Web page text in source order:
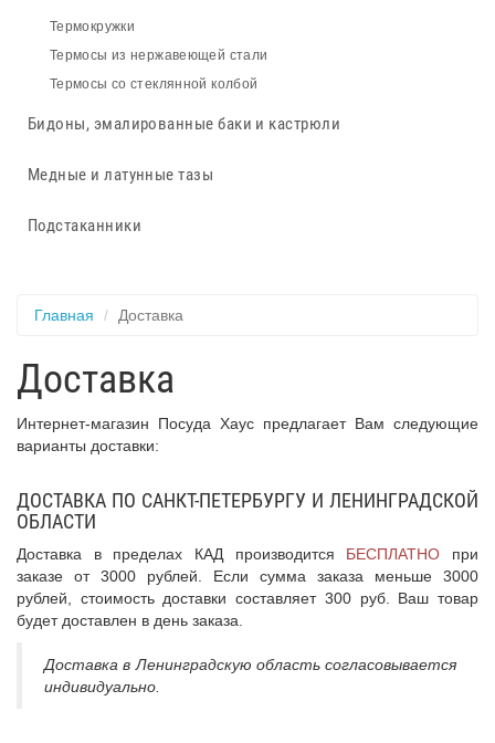
Термокружки
Термосы из нержавеющей стали
Термосы со стеклянной колбой
Бидоны, эмалированные баки и кастрюли
Медные и латунные тазы
Подстаканники
Главная Доставка
Доставка
Интернет-магазин Посуда Хаус предлагает Вам следующие
варианты доставки:
ДОСТАВКА ПО САНКТ-ПЕТЕРБУРГУ И ЛЕНИНГРАДСКОЙ
ОБЛАСТИ
Доставка в пределах КАД производится БЕСПЛАТНО при
заказе от 3000 рублей. Если сумма заказа меньше 3000
рублей, стоимость доставки составляет 300 руб. Ваш товар
будет доставлен в день заказа.
Доставка в Ленинградскую область согласовывается
индивидуально.